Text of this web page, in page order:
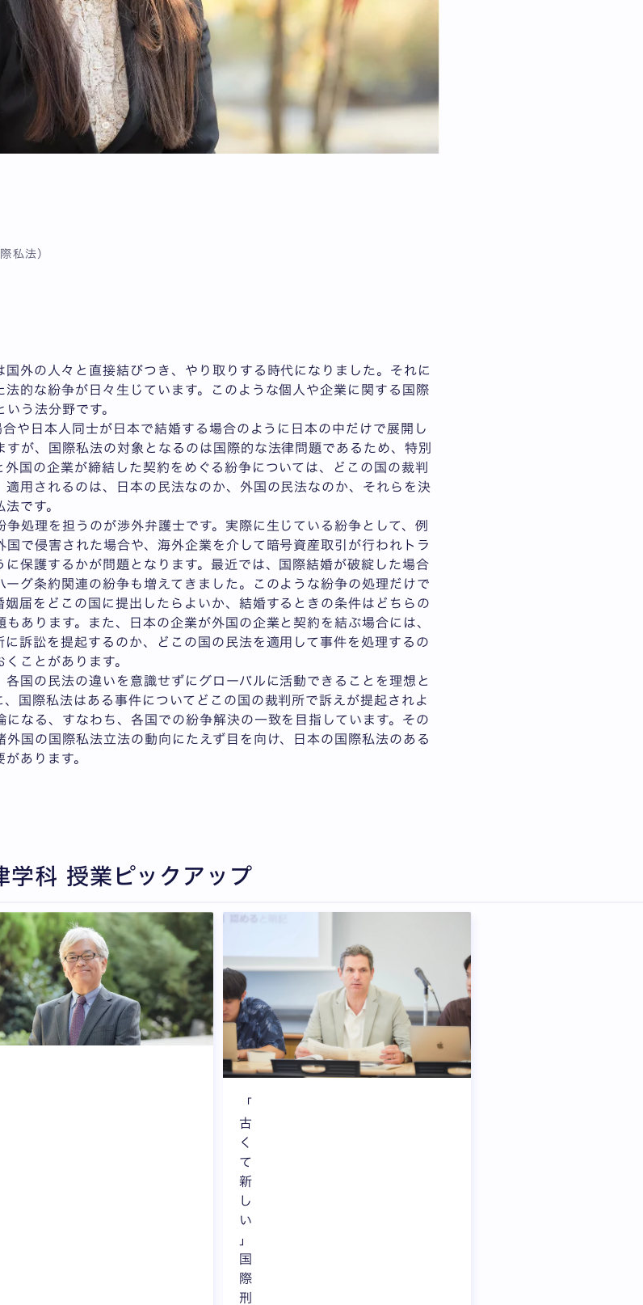
私法）
外の人々と直接結びつき、やり取りする時代になりました。それに
的な紛争が日々生じています。このような個人や企業に関する国際
いう法分野です。
や日本人同士が日本で結婚する場合のように日本の中だけで展開し
が、国際私法の対象となるのは国際的な法律問題であるため、特別
国の企業が締結した契約をめぐる紛争については、どこの国の裁判
用されるのは、日本の民法なのか、外国の民法なのか、それらを決
です。
処理を担うのが渉外弁護士です。実際に生じている紛争として、例
で侵害された場合や、海外企業を介して暗号資産取引が行われトラ
保護するかが問題となります。最近では、国際結婚が破綻した場合
グ条約関連の紛争も増えてきました。このような紛争の処理だけで
届をどこの国に提出したらよいか、結婚するときの条件はどちらの
あります。また、日本の企業が外国の企業と契約を結ぶ場合には、
訴訟を提起するのか、どこの国の民法を適用して事件を処理するの
ことがあります。
国の民法の違いを意識せずにグローバルに活動できることを理想と
国際私法はある事件についてどこの国の裁判所で訴えが提起されよ
なる、すなわち、各国での紛争解決の一致を目指しています。その
国の国際私法立法の動向にたえず目を向け、日本の国際私法のある
があります。
学科 授業ピックアップ
1枚目を表示中
「
古
く
て
新
し
い
」
国
際
刑